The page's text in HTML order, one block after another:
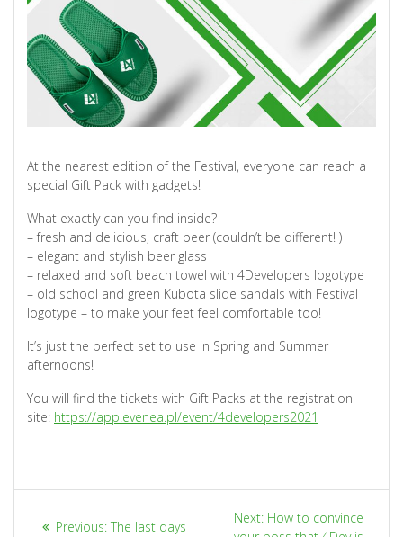
At the nearest edition of the Festival, everyone can reach a
special Gift Pack with gadgets!
What exactly can you find inside?
– fresh and delicious, craft beer (couldn’t be different! )
– elegant and stylish beer glass
– relaxed and soft beach towel with 4Developers logotype
– old school and green Kubota slide sandals with Festival
logotype – to make your feet feel comfortable too!
It’s just the perfect set to use in Spring and Summer
afternoons!
You will find the tickets with Gift Packs at the registration
site: https://app.evenea.pl/event/4developers2021
Previous: Previous
The last days
Next: Next
How to convince